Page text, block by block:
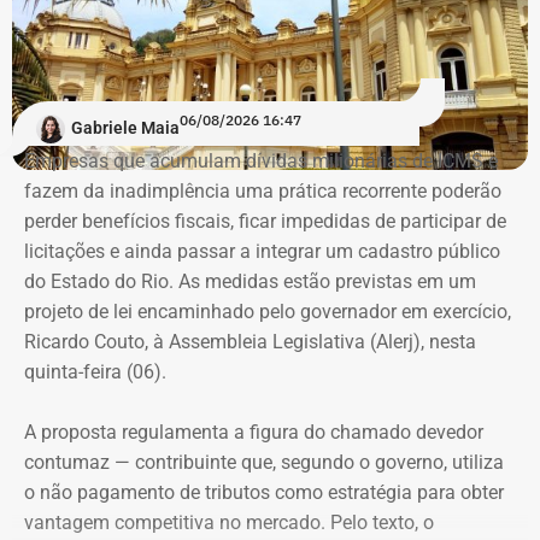
turmas exclusivamente femininas como forma de
encorajá-las.
“A ideia de dar aulas especificas para mulheres se
defenderem de casos de violência surgiu do encontro
entre a prática do esporte e a observação de uma
demanda real do cotidiano feminino. O principal gatilho
que muitas sentem é a constatação do medo. Por isso, os
treinamentos vão além dos socos. O foco principal é a
consciência situacional e a capacidade de reação rápida
antes mesmo que o contato físico aconteça”, comenta.
Evolução do patrimônio declarado por Fred Pacheco à Justiça Eleitoral
entre 2012 e 2026, em valores nominais e corrigidos pela inflação (IPCA) –
Tabela: Imagem gerada por IA
Apesar da recuperação, o valor ainda está 16,3% abaixo,
Quando a comparação é feita em valores corrigidos pela
inflação, a diferença chega a 30,1%.
Gabriele Maia06/08/2026 16:47
Empresas que acumulam dívidas milionárias de ICMS e
fazem da inadimplência uma prática recorrente poderão
perder benefícios fiscais, ficar impedidas de participar de
licitações e ainda passar a integrar um cadastro público
do Estado do Rio. As medidas estão previstas em um
projeto de lei encaminhado pelo governador em exercício,
Ricardo Couto, à Assembleia Legislativa (Alerj), nesta
quinta-feira (06).
A proposta regulamenta a figura do chamado devedor
contumaz — contribuinte que, segundo o governo, utiliza
o não pagamento de tributos como estratégia para obter
vantagem competitiva no mercado. Pelo texto, o